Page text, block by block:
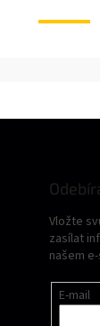
Vložte
zasílat
našem
E-mail